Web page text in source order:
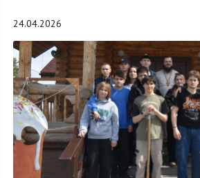
24.04.2026